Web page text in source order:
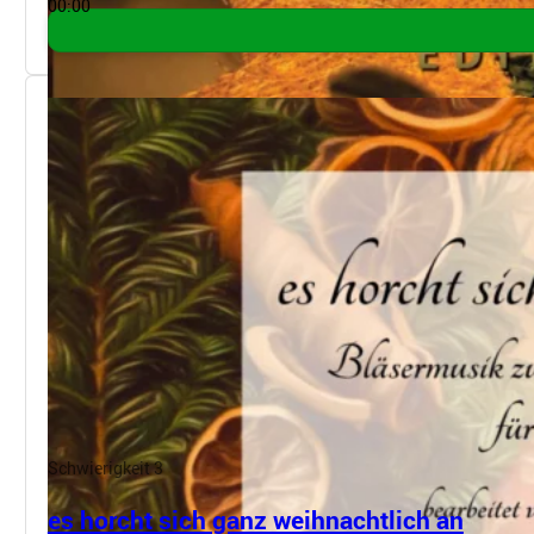
00:00
Schwierigkeit 3
es horcht sich ganz weihnachtlich an